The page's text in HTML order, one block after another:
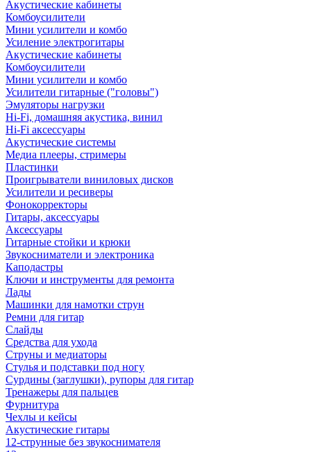
Акустические кабинеты
Комбоусилители
Мини усилители и комбо
Усиление электрогитары
Акустические кабинеты
Комбоусилители
Мини усилители и комбо
Усилители гитарные ("головы")
Эмуляторы нагрузки
Hi-Fi, домашняя акустика, винил
Hi-Fi аксессуары
Акустические системы
Медиа плееры, стримеры
Пластинки
Проигрыватели виниловых дисков
Усилители и ресиверы
Фонокорректоры
Гитары, аксессуары
Аксессуары
Гитарные стойки и крюки
Звукосниматели и электроника
Каподастры
Ключи и инструменты для ремонта
Лады
Машинки для намотки струн
Ремни для гитар
Слайды
Средства для ухода
Струны и медиаторы
Стулья и подставки под ногу
Сурдины (заглушки), рупоры для гитар
Тренажеры для пальцев
Фурнитура
Чехлы и кейсы
Акустические гитары
12-струнные без звукоснимателя